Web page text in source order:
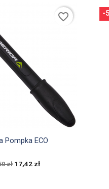
podgląd
Pompka ECO
zł 17,42 zł
favorite_border -